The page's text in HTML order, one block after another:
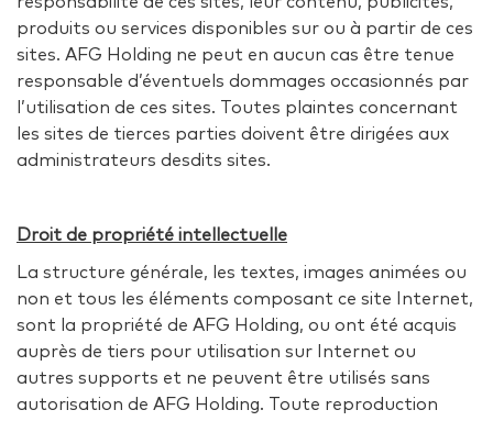
produits ou services disponibles sur ou à partir de ces
sites. AFG Holding ne peut en aucun cas être tenue
responsable d’éventuels dommages occasionnés par
l’utilisation de ces sites. Toutes plaintes concernant
les sites de tierces parties doivent être dirigées aux
administrateurs desdits sites.
Droit de propriété intellectuelle
La structure générale, les textes, images animées ou
non et tous les éléments composant ce site Internet,
sont la propriété de AFG Holding, ou ont été acquis
auprès de tiers pour utilisation sur Internet ou
autres supports et ne peuvent être utilisés sans
autorisation de AFG Holding. Toute reproduction